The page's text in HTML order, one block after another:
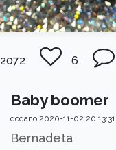
2072 6
Baby boomer
dodano 2020-11-02 20:13:31
Bernadeta